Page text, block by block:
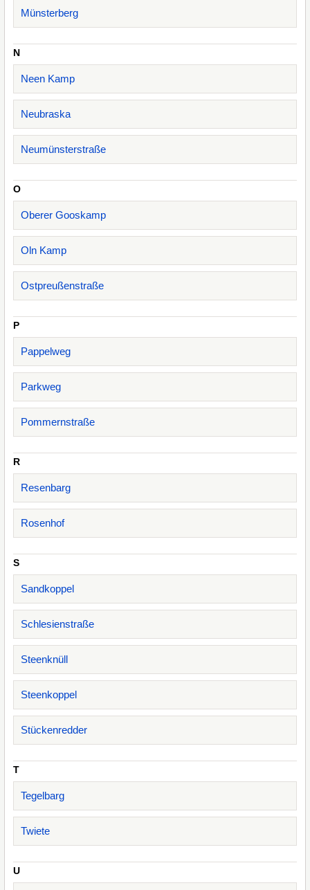
Münsterberg
N
Neen Kamp
Neubraska
Neumünsterstraße
O
Oberer Gooskamp
Oln Kamp
Ostpreußenstraße
P
Pappelweg
Parkweg
Pommernstraße
R
Resenbarg
Rosenhof
S
Sandkoppel
Schlesienstraße
Steenknüll
Steenkoppel
Stückenredder
T
Tegelbarg
Twiete
U